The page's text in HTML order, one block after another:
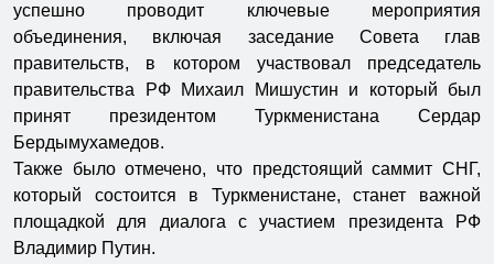
успешно проводит ключевые мероприятия
объединения, включая заседание Совета глав
правительств, в котором участвовал председатель
правительства РФ Михаил Мишустин и который был
принят президентом Туркменистана Сердар
Бердымухамедов.
Также было отмечено, что предстоящий саммит СНГ,
который состоится в Туркменистане, станет важной
площадкой для диалога с участием президента РФ
Владимир Путин.